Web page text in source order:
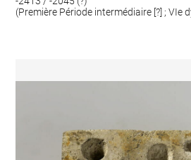
(Première Période intermédiaire [?] ; VIe